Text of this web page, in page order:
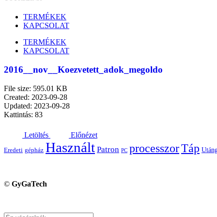
TERMÉKEK
KAPCSOLAT
TERMÉKEK
KAPCSOLAT
2016__nov__Koezvetett_adok_megoldo
File size: 595.01 KB
Created: 2023-09-28
Updated: 2023-09-28
Kattintás: 83
Letöltés Előnézet
Eredeti gépház Használt Patron PC processzorTáp
© GyGaTech